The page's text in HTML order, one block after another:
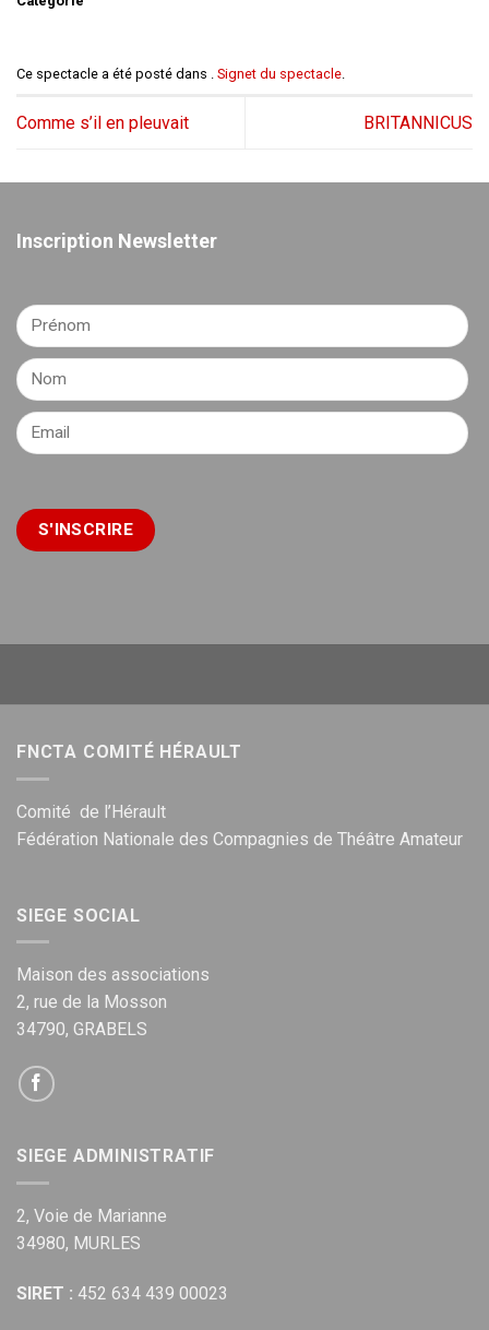
Ce spectacle a été posté dans . Signet du spectacle
Comme s’il en pleuvait BRITANNICUS
Inscription Newsletter
FNCTA COMITÉ HÉRAULT
Comité de l’Hérault
Fédération Nationale des Compagnies de Théâtre Amateur
SIEGE SOCIAL
Maison des associations
2, rue de la Mosson
34790, GRABELS
SIEGE ADMINISTRATIF
2, Voie de Marianne
34980, MURLES
SIRET : 452 634 439 00023